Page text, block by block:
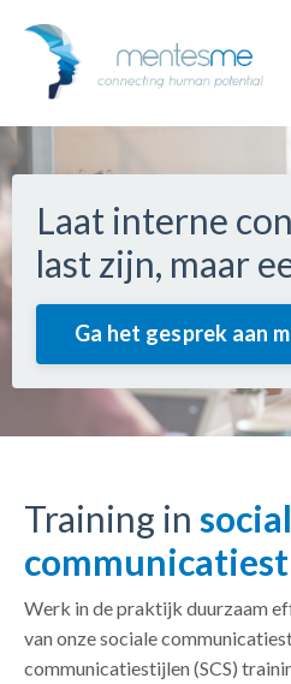
Laat interne
last zijn, maar
Ga het gesprek aan
Training in
Werk in de praktijk duurzaam
van onze sociale
communicatiestijlen(SCS)